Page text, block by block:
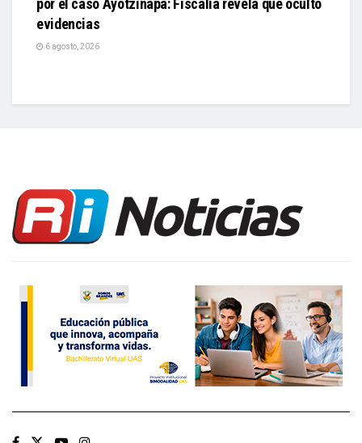
por el caso Ayotzinapa: Fiscalía revela que ocultó
evidencias
6 agosto, 2026